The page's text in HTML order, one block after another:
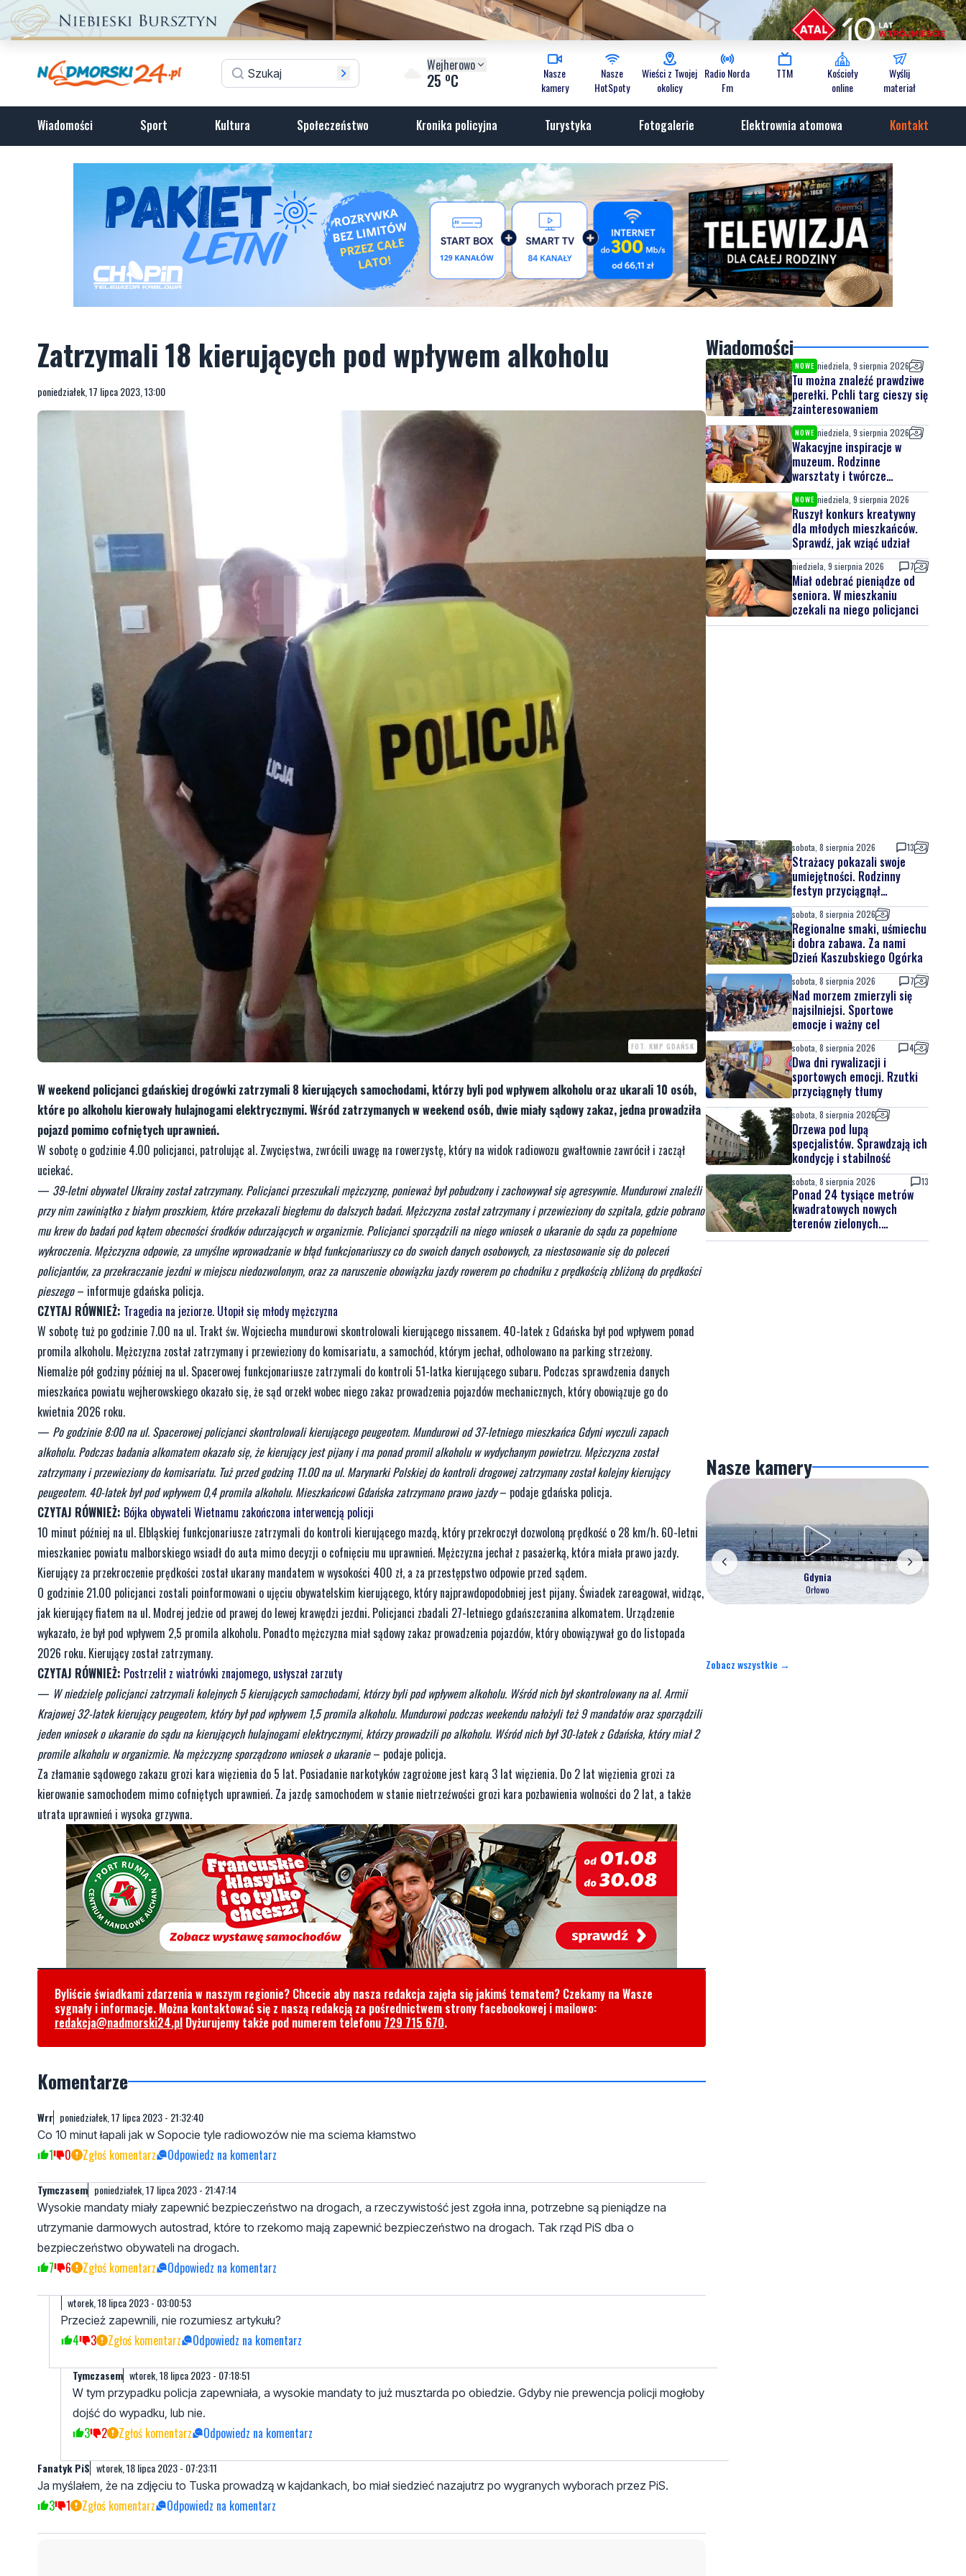
Wejherowo
25 oC
Nasze
kamery
Nasze
HotSpoty
Wieści z Twojej
okolicy
Radio Norda
Fm
TTM
Kościoły
online
Wyślij
materiał
Wiadomości Sport Kultura Społeczeństwo Kronika policyjna Turystyka Fotogalerie Elektrownia atomowa Kontakt
Zatrzymali 18 kierujących pod wpływem alkoholu
poniedziałek, 17 lipca 2023, 13:00
FOT. KMP GDAŃSK
W weekend policjanci gdańskiej drogówki zatrzymali 8 kierujących samochodami, którzy byli pod wpływem alkoholu oraz ukarali 10 osób,
które po alkoholu kierowały hulajnogami elektrycznymi. Wśród zatrzymanych w weekend osób, dwie miały sądowy zakaz, jedna prowadziła
pojazd pomimo cofniętych uprawnień.
W sobotę o godzinie 4.00 policjanci, patrolując al. Zwycięstwa, zwrócili uwagę na rowerzystę, który na widok radiowozu gwałtownie zawrócił i zaczął
uciekać.
— 39-letni obywatel Ukrainy został zatrzymany. Policjanci przeszukali mężczyznę, ponieważ był pobudzony i zachowywał się agresywnie. Mundurowi znaleźli
przy nim zawiniątko z białym proszkiem, które przekazali biegłemu do dalszych badań. Mężczyzna został zatrzymany i przewieziony do szpitala, gdzie pobrano
mu krew do badań pod kątem obecności środków odurzających w organizmie. Policjanci sporządzili na niego wniosek o ukaranie do sądu za popełnione
wykroczenia. Mężczyzna odpowie, za umyślne wprowadzanie w błąd funkcjonariuszy co do swoich danych osobowych, za niestosowanie się do poleceń
policjantów, za przekraczanie jezdni w miejscu niedozwolonym, oraz za naruszenie obowiązku jazdy rowerem po chodniku z prędkością zbliżoną do prędkości
pieszego– informuje gdańska policja.
CZYTAJ RÓWNIEŻ: Tragedia na jeziorze. Utopił się młody mężczyzna
W sobotę tuż po godzinie 7.00 na ul. Trakt św. Wojciecha mundurowi skontrolowali kierującego nissanem. 40-latek z Gdańska był pod wpływem ponad
promila alkoholu. Mężczyzna został zatrzymany i przewieziony do komisariatu, a samochód, którym jechał, odholowano na parking strzeżony.
Niemalże pół godziny później na ul. Spacerowej funkcjonariusze zatrzymali do kontroli 51-latka kierującego subaru. Podczas sprawdzenia danych
mieszkańca powiatu wejherowskiego okazało się, że sąd orzekł wobec niego zakaz prowadzenia pojazdów mechanicznych, który obowiązuje go do
kwietnia 2026 roku.
— Po godzinie 8:00 na ul. Spacerowej policjanci skontrolowali kierującego peugeotem. Mundurowi od 37-letniego mieszkańca Gdyni wyczuli zapach
alkoholu. Podczas badania alkomatem okazało się, że kierujący jest pijany i ma ponad promil alkoholu w wydychanym powietrzu. Mężczyzna został
zatrzymany i przewieziony do komisariatu. Tuż przed godziną 11.00 na ul. Marynarki Polskiej do kontroli drogowej zatrzymany został kolejny kierujący
peugeotem. 40-latek był pod wpływem 0,4 promila alkoholu. Mieszkańcowi Gdańska zatrzymano prawo jazdy– podaje gdańska policja.
CZYTAJ RÓWNIEŻ: Bójka obywateli Wietnamu zakończona interwencją policji
10 minut później na ul. Elbląskiej funkcjonariusze zatrzymali do kontroli kierującego mazdą, który przekroczył dozwoloną prędkość o 28 km/h. 60-letni
mieszkaniec powiatu malborskiego wsiadł do auta mimo decyzji o cofnięciu mu uprawnień. Mężczyzna jechał z pasażerką, która miała prawo jazdy.
Kierujący za przekroczenie prędkości został ukarany mandatem w wysokości 400 zł, a za przestępstwo odpowie przed sądem.
O godzinie 21.00 policjanci zostali poinformowani o ujęciu obywatelskim kierującego, który najprawdopodobniej jest pijany. Świadek zareagował, widząc,
jak kierujący fiatem na ul. Modrej jedzie od prawej do lewej krawędzi jezdni. Policjanci zbadali 27-letniego gdańszczanina alkomatem. Urządzenie
wykazało, że był pod wpływem 2,5 promila alkoholu. Ponadto mężczyzna miał sądowy zakaz prowadzenia pojazdów, który obowiązywał go do listopada
2026 roku. Kierujący został zatrzymany.
CZYTAJ RÓWNIEŻ: Postrzelił z wiatrówki znajomego, usłyszał zarzuty
— W niedzielę policjanci zatrzymali kolejnych 5 kierujących samochodami, którzy byli pod wpływem alkoholu. Wśród nich był skontrolowany na al. Armii
Krajowej 32-latek kierujący peugeotem, który był pod wpływem 1,5 promila alkoholu. Mundurowi podczas weekendu nałożyli też 9 mandatów oraz sporządzili
jeden wniosek o ukaranie do sądu na kierujących hulajnogami elektrycznymi, którzy prowadzili po alkoholu. Wśród nich był 30-latek z Gdańska, który miał 2
promile alkoholu w organizmie. Na mężczyznę sporządzono wniosek o ukaranie– podaje policja.
Za złamanie sądowego zakazu grozi kara więzienia do 5 lat. Posiadanie narkotyków zagrożone jest karą 3 lat więzienia. Do 2 lat więzienia grozi za
kierowanie samochodem mimo cofniętych uprawnień. Za jazdę samochodem w stanie nietrzeźwości grozi kara pozbawienia wolności do 2 lat, a także
utrata uprawnień i wysoka grzywna.
Byliście świadkami zdarzenia w naszym regionie? Chcecie aby nasza redakcja zajęła się jakimś tematem? Czekamy na Wasze
sygnały i informacje. Można kontaktować się z naszą redakcją za pośrednictwem strony facebookowej i mailowo:
redakcja@nadmorski24.pl Dyżurujemy także pod numerem telefonu 729 715 670.
Komentarze
Wrr poniedziałek, 17 lipca 2023 - 21:32:40
Co 10 minut łapali jak w Sopocie tyle radiowozów nie ma sciema kłamstwo
1 0 Zgłoś komentarz Odpowiedz na komentarz
Tymczasem poniedziałek, 17 lipca 2023 - 21:47:14
Wysokie mandaty miały zapewnić bezpieczeństwo na drogach, a rzeczywistość jest zgoła inna, potrzebne są pieniądze na
utrzymanie darmowych autostrad, które to rzekomo mają zapewnić bezpieczeństwo na drogach. Tak rząd PiS dba o
bezpieczeństwo obywateli na drogach.
7 6 Zgłoś komentarz Odpowiedz na komentarz
wtorek, 18 lipca 2023 - 03:00:53
Przecież zapewnili, nie rozumiesz artykułu?
4 3 Zgłoś komentarz Odpowiedz na komentarz
Tymczasem wtorek, 18 lipca 2023 - 07:18:51
W tym przypadku policja zapewniała, a wysokie mandaty to już musztarda po obiedzie. Gdyby nie prewencja policji mogłoby
dojść do wypadku, lub nie.
3 2 Zgłoś komentarz Odpowiedz na komentarz
Fanatyk PiS wtorek, 18 lipca 2023 - 07:23:11
Ja myślałem, że na zdjęciu to Tuska prowadzą w kajdankach, bo miał siedzieć nazajutrz po wygranych wyborach przez PiS.
3 1 Zgłoś komentarz Odpowiedz na komentarz
Wiadomości
NOWE niedziela, 9 sierpnia 2026
Tu można znaleźć prawdziwe
perełki. Pchli targ cieszy się
zainteresowaniem
NOWE niedziela, 9 sierpnia 2026
Wakacyjne inspiracje w
muzeum. Rodzinne
warsztaty i twórcze
spotkania
NOWE niedziela, 9 sierpnia 2026
Ruszył konkurs kreatywny
dla młodych mieszkańców.
Sprawdź, jak wziąć udział
niedziela, 9 sierpnia 2026 7
Miał odebrać pieniądze od
seniora. W mieszkaniu
czekali na niego policjanci
sobota, 8 sierpnia 2026 13
Strażacy pokazali swoje
umiejętności. Rodzinny
festyn przyciągnął
mieszkańców oraz gości
sobota, 8 sierpnia 2026
Regionalne smaki, uśmiechu
i dobra zabawa. Za nami
Dzień Kaszubskiego Ogórka
sobota, 8 sierpnia 2026 7
Nad morzem zmierzyli się
najsilniejsi. Sportowe
emocje i ważny cel
sobota, 8 sierpnia 2026 4
Dwa dni rywalizacji i
sportowych emocji. Rzutki
przyciągnęły tłumy
sobota, 8 sierpnia 2026
Drzewa pod lupą
specjalistów. Sprawdzają ich
kondycję i stabilność
sobota, 8 sierpnia 2026 13
Ponad 24 tysiące metrów
kwadratowych nowych
terenów zielonych.
Powstanie nowa przestrzeń
Nasze kamery
Gdynia
Orłowo
Zobacz wszystkie →